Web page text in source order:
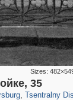
Sizes:
35
, Tsentralny
50,287